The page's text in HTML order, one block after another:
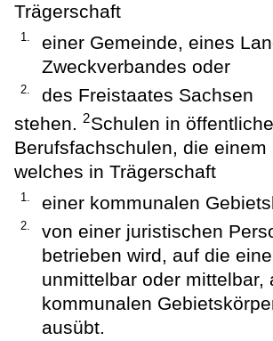
Trägerschaft
1.
einer Gemeinde, eines
Zweckverbandes oder
2.
des Freistaates Sachsen
stehen.2Schulen in
Berufsfachschulen, die
welches in Trägerschaft
1. einer kommunalen
2.
von einer juristischen
betrieben wird, auf die
unmittelbar oder
kommunalen
ausübt.